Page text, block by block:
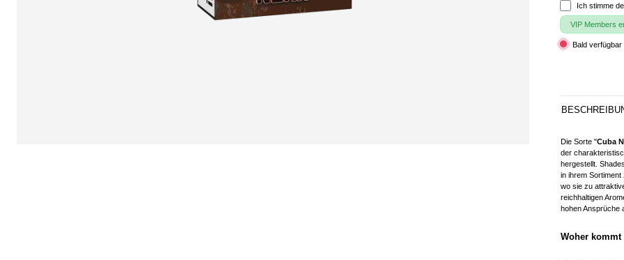
Ich stimme
VIP Members
Bald verfügbar
Die Sorte "Cuba
der
hergestellt.
in ihrem
wo sie zu
reichhaltigen
hohen Ansprüche
Woher kommt